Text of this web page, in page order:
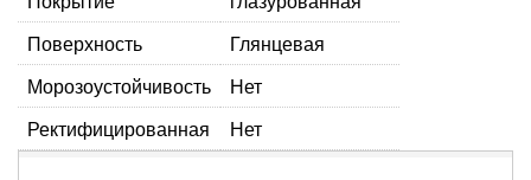
Поверхность
Глянцевая
Морозоустойчивость
Нет
Ректифицированная
Нет